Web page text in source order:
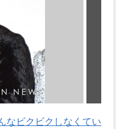
なビクビクしなくてい